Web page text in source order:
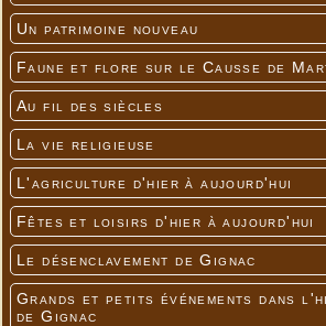
Un patrimoine nouveau
Faune et flore sur le Causse de
Au fil des siècles
La vie religieuse
L'agriculture d'hier à aujourd'hui
Fêtes et loisirs d'hier à aujourd'hui
Le désenclavement de Gignac
Grands et petits événements dans
de Gignac